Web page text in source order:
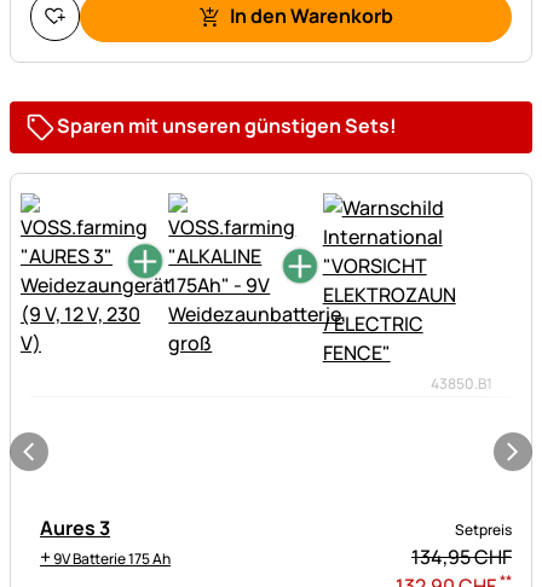
In den Warenkorb
Sparen mit unseren günstigen Sets!
43850.B1
Aures 3
+9V Batterie 175 Ah
Setpreis
134,95CHF
**